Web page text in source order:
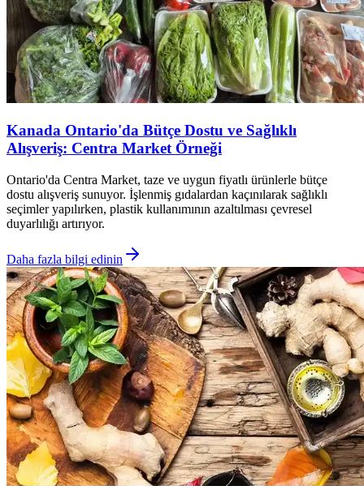
Kanada Ontario'da Bütçe Dostu ve Sağlıklı
Alışveriş: Centra Market Örneği
Ontario'da Centra Market, taze ve uygun fiyatlı ürünlerle bütçe
dostu alışveriş sunuyor. İşlenmiş gıdalardan kaçınılarak sağlıklı
seçimler yapılırken, plastik kullanımının azaltılması çevresel
duyarlılığı artırıyor.
Daha fazla bilgi edinin